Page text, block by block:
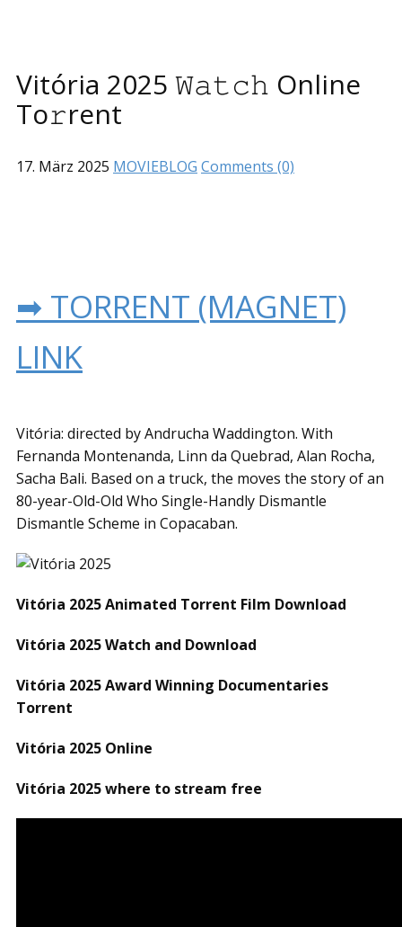
Vitória 2025 𝚆𝚊𝚝𝚌𝚑 Online
To𝚛rent
17. März 2025 MOVIEBLOG Comments (0)
➡ TORRENT (MAGNET)
LINK
Vitória: directed by Andrucha Waddington. With
Fernanda Montenanda, Linn da Quebrad, Alan Rocha,
Sacha Bali. Based on a truck, the moves the story of an
80-year-Old-Old Who Single-Handly Dismantle
Dismantle Scheme in Copacaban.
Vitória 2025 Animated Torrent Film Download
Vitória 2025 Watch and Download
Vitória 2025 Award Winning Documentaries
Torrent
Vitória 2025 Online
Vitória 2025 where to stream free